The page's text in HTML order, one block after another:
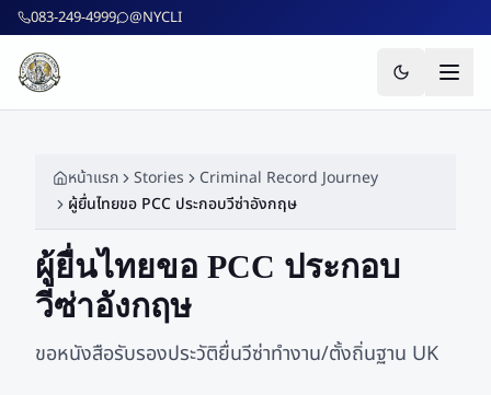
ข้ามไปยังเนื้อหาหลัก
083-249-4999 @NYCLI
หน้าแรก Stories
Criminal Record Journey
ผู้ยื่นไทยขอ PCC ประกอบวีซ่าอังกฤษ
ผู้ยื่นไทยขอ PCC ประกอบ
วีซ่าอังกฤษ
ขอหนังสือรับรองประวัติยื่นวีซ่าทำงาน/ตั้งถิ่นฐาน UK